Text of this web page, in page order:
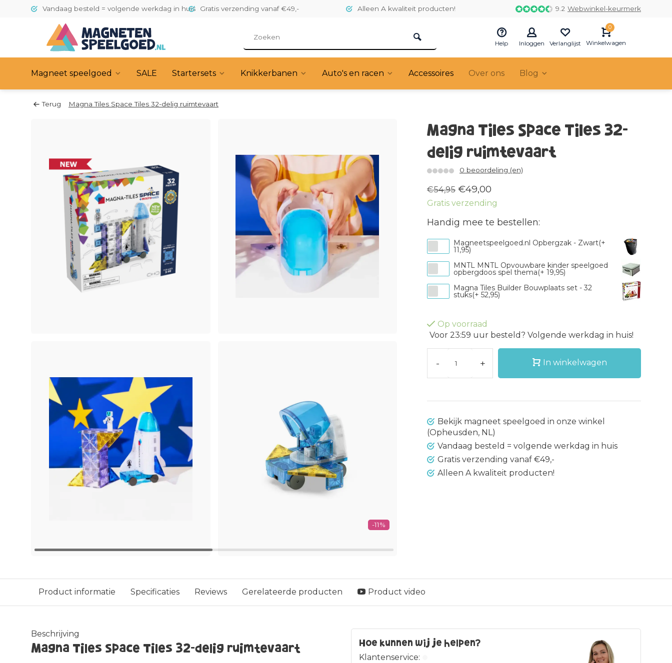
Vandaag besteld = volgende werkdag in huis Gratis verzending vanaf €49,- Alleen A kwaliteit producten! 9.2 Webwinkel-keurmerk
Help Inloggen Verlanglijst
0
Winkelwagen
Magneet speelgoed SALE Startersets Knikkerbanen Auto's en racen Accessoires Over ons Blog
Terug Magna Tiles Space Tiles 32-delig ruimtevaart
-11%
Magna Tiles Space Tiles 32-
delig ruimtevaart
0 beoordeling (en)
€54,95 €49,00
Gratis verzending
Handig mee te bestellen:
Magneetspeelgoed.nl Opbergzak - Zwart(+
11,95)
MNTL MNTL Opvouwbare kinder speelgoed
opbergdoos spel thema(+ 19,95)
Magna Tiles Builder Bouwplaats set - 32
stuks(+ 52,95)
Op voorraad
Voor 23:59 uur besteld? Volgende werkdag in huis!
- + In winkelwagen
Bekijk magneet speelgoed in onze winkel
(Opheusden, NL)
Vandaag besteld = volgende werkdag in huis
Gratis verzending vanaf €49,-
Alleen A kwaliteit producten!
Product informatie Specificaties Reviews Gerelateerde producten Product video
Beschrijving
Magna Tiles Space Tiles 32-delig ruimtevaart Hoe kunnen wij je helpen?
Klantenservice: